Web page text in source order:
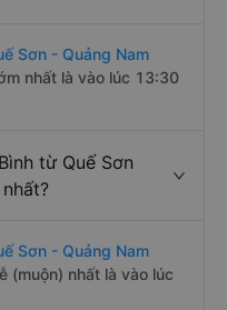
Sơn - Quảng Nam
nhất là vào lúc 13:30
từ Quế Sơn
Sơn - Quảng Nam
(muộn) nhất là vào lúc